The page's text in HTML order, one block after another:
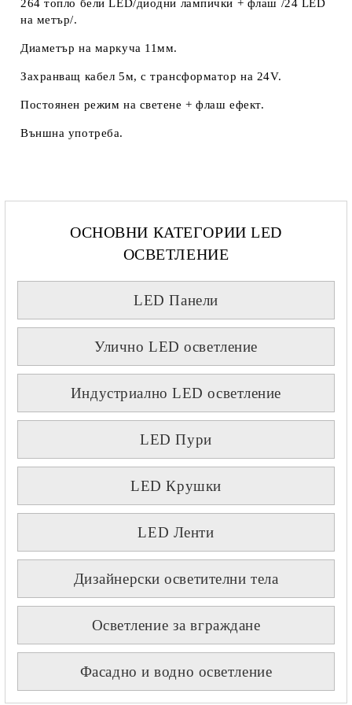
264 топло бели LED/диодни лампички + флаш /24 LED
на метър/.
Диаметър на маркуча 11мм.
Захранващ кабел 5м, с трансформатор на 24V.
Постоянен режим на светене + флаш ефект.
Външна употреба.
ОСНОВНИ КАТЕГОРИИ LED
ОСВЕТЛЕНИЕ
LED Панели
Улично LED осветление
Индустриално LED осветление
LED Пури
LED Крушки
LED Ленти
Дизайнерски осветителни тела
Осветление за вграждане
Фасадно и водно осветление